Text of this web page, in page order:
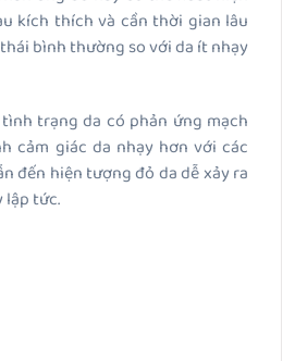
kích thích và cần thời gian lâu
bình thường so với da ít nhạy
trạng da có phản ứng mạch
cảm giác da nhạy hơn với các
đến hiện tượng đỏ da dễ xảy ra
lập tức.